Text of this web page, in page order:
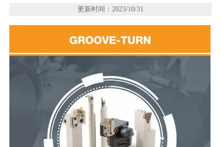
更新时间：2023/10/31